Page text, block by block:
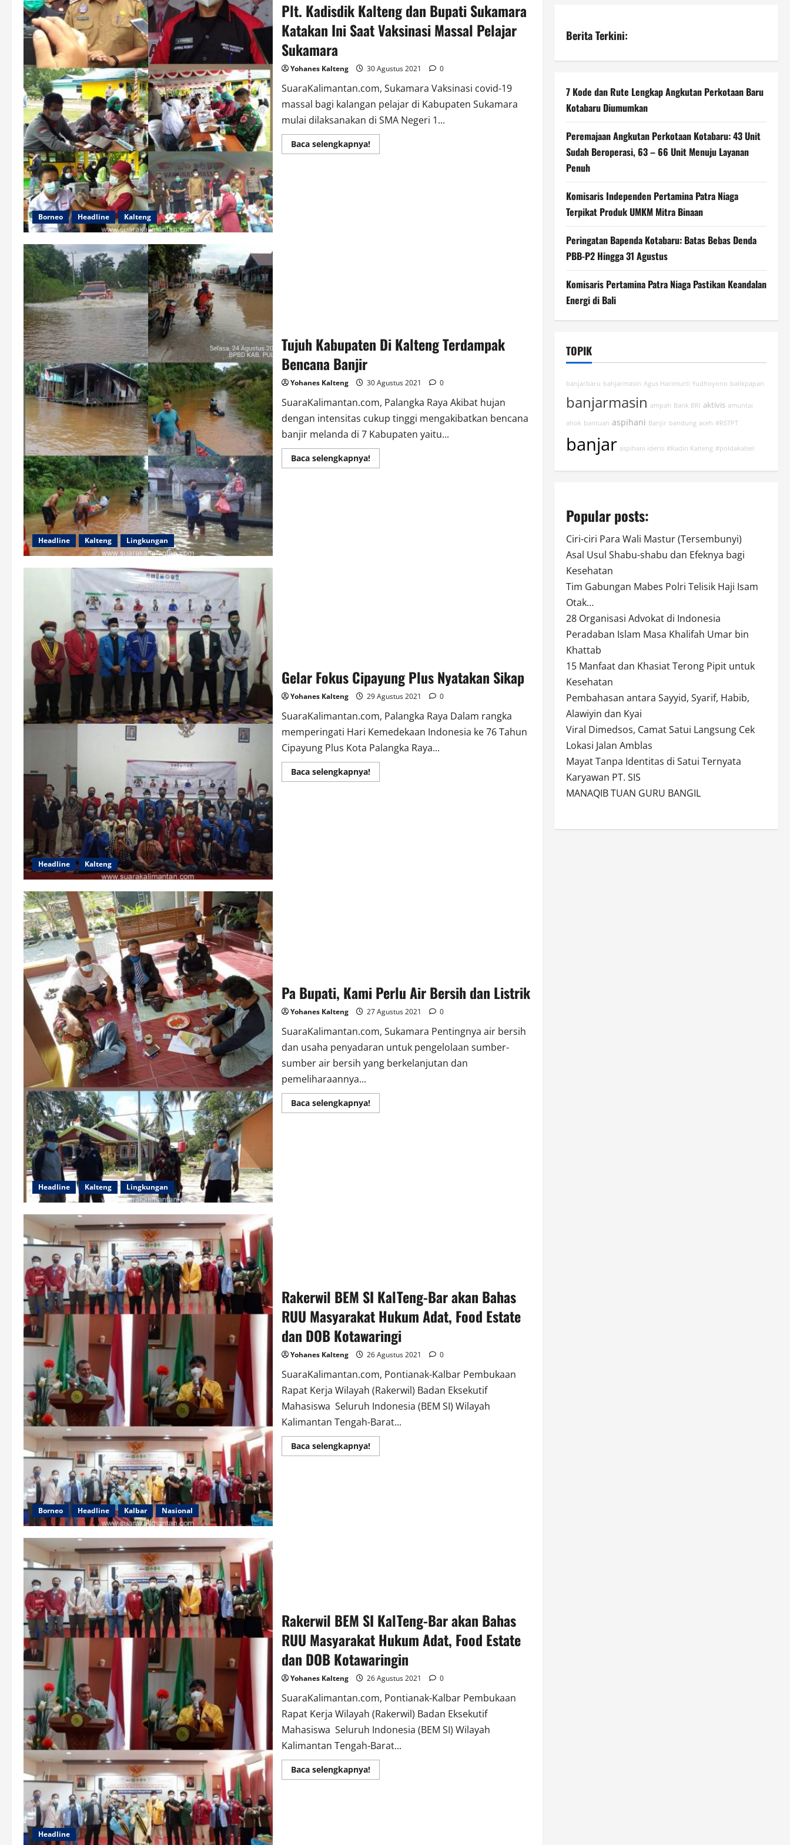
Borneo Headline Kalteng
Plt. Kadisdik Kalteng dan Bupati Sukamara
Katakan Ini Saat Vaksinasi Massal Pelajar
Sukamara
Yohanes Kalteng 30 Agustus 2021 0
SuaraKalimantan.com, Sukamara Vaksinasi covid-19
massal bagi kalangan pelajar di Kabupaten Sukamara
mulai dilaksanakan di SMA Negeri 1...
Baca selengkapnya!Read
more
Headline Kalteng Lingkungan
Tujuh Kabupaten Di Kalteng Terdampak
Bencana Banjir
Yohanes Kalteng 30 Agustus 2021 0
SuaraKalimantan.com, Palangka Raya Akibat hujan
dengan intensitas cukup tinggi mengakibatkan bencana
banjir melanda di 7 Kabupaten yaitu...
Baca selengkapnya!Read
more
Headline Kalteng
Gelar Fokus Cipayung Plus Nyatakan Sikap
Yohanes Kalteng 29 Agustus 2021 0
SuaraKalimantan.com, Palangka Raya Dalam rangka
memperingati Hari Kemedekaan Indonesia ke 76 Tahun
Cipayung Plus Kota Palangka Raya...
Baca selengkapnya!Read
more
Headline Kalteng Lingkungan
Pa Bupati, Kami Perlu Air Bersih dan Listrik
Yohanes Kalteng 27 Agustus 2021 0
SuaraKalimantan.com, Sukamara Pentingnya air bersih
dan usaha penyadaran untuk pengelolaan sumber-
sumber air bersih yang berkelanjutan dan
pemeliharaannya...
Baca selengkapnya!Read
more
Borneo Headline Kalbar Nasional
Rakerwil BEM SI KalTeng-Bar akan Bahas
RUU Masyarakat Hukum Adat, Food Estate
dan DOB Kotawaringi
Yohanes Kalteng 26 Agustus 2021 0
SuaraKalimantan.com, Pontianak-Kalbar Pembukaan
Rapat Kerja Wilayah (Rakerwil) Badan Eksekutif
Mahasiswa Seluruh Indonesia (BEM SI) Wilayah
Kalimantan Tengah-Barat...
Baca selengkapnya!Read
more
Headline
Rakerwil BEM SI KalTeng-Bar akan Bahas
RUU Masyarakat Hukum Adat, Food Estate
dan DOB Kotawaringin
Yohanes Kalteng 26 Agustus 2021 0
SuaraKalimantan.com, Pontianak-Kalbar Pembukaan
Rapat Kerja Wilayah (Rakerwil) Badan Eksekutif
Mahasiswa Seluruh Indonesia (BEM SI) Wilayah
Kalimantan Tengah-Barat...
Baca selengkapnya!Read
more
Berita Terkini:
7 Kode dan Rute Lengkap Angkutan Perkotaan Baru
Kotabaru Diumumkan
Peremajaan Angkutan Perkotaan Kotabaru: 43 Unit
Sudah Beroperasi, 63 – 66 Unit Menuju Layanan
Penuh
Komisaris Independen Pertamina Patra Niaga
Terpikat Produk UMKM Mitra Binaan
Peringatan Bapenda Kotabaru: Batas Bebas Denda
PBB-P2 Hingga 31 Agustus
Komisaris Pertamina Patra Niaga Pastikan Keandalan
Energi di Bali
TOPIK
banjarbaru bahjarmasin Agus Harimurti Yudhoyono balikpapan
banjarmasin ampah Bank BRI aktivis amuntai
ahok bantuan aspihani Banjir bandung aceh #RSTPT
banjar aspihani ideris #Kadin Kalteng #poldakalsel
Popular posts:
Ciri-ciri Para Wali Mastur (Tersembunyi)
Asal Usul Shabu-shabu dan Efeknya bagi
Kesehatan
Tim Gabungan Mabes Polri Telisik Haji Isam
Otak…
28 Organisasi Advokat di Indonesia
Peradaban Islam Masa Khalifah Umar bin
Khattab
15 Manfaat dan Khasiat Terong Pipit untuk
Kesehatan
Pembahasan antara Sayyid, Syarif, Habib,
Alawiyin dan Kyai
Viral Dimedsos, Camat Satui Langsung Cek
Lokasi Jalan Amblas
Mayat Tanpa Identitas di Satui Ternyata
Karyawan PT. SIS
MANAQIB TUAN GURU BANGIL